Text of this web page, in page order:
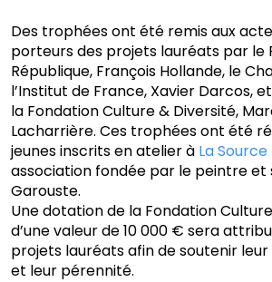
Des trophées ont été remis aux
porteurs des projets lauréats par le
République, François Hollande, le
l’Institut de France, Xavier Darcos,
la Fondation Culture & Diversité,
Lacharrière. Ces trophées ont été
jeunes inscrits en atelier à La
association fondée par le peintre
Garouste.
Une dotation de la Fondation
d’une valeur de 10 000 € sera
projets lauréats afin de soutenir
et leur pérennité.